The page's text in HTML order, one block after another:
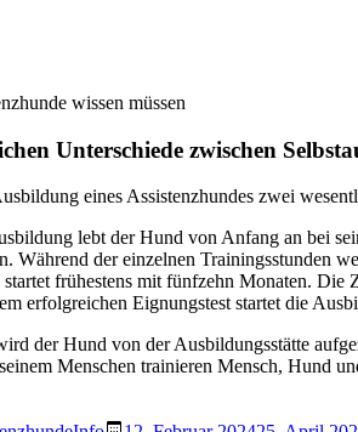
wissen müssen
Unterschiede zwischen
eines Assistenzhundes zwei
lebt der Hund von Anfang an bei
Während der einzelnen Trainingsstunden
frühestens mit fünfzehn Monaten.
erfolgreichen Eignungstest startet die
der Hund von der Ausbildungsstätte
Menschen trainieren Mensch, Hund